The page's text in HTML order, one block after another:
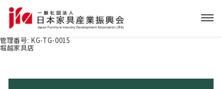
管理番号: KG-TG-0015
堀越家具店